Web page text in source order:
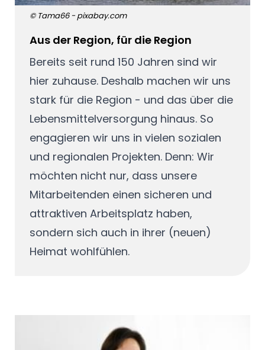
© Tama66 - pixabay.com
Aus der Region, für die Region
Bereits seit rund 150 Jahren sind wir
hier zuhause. Deshalb machen wir uns
stark für die Region - und das über die
Lebensmittelversorgung hinaus. So
engagieren wir uns in vielen sozialen
und regionalen Projekten. Denn: Wir
möchten nicht nur, dass unsere
Mitarbeitenden einen sicheren und
attraktiven Arbeitsplatz haben,
sondern sich auch in ihrer (neuen)
Heimat wohlfühlen.